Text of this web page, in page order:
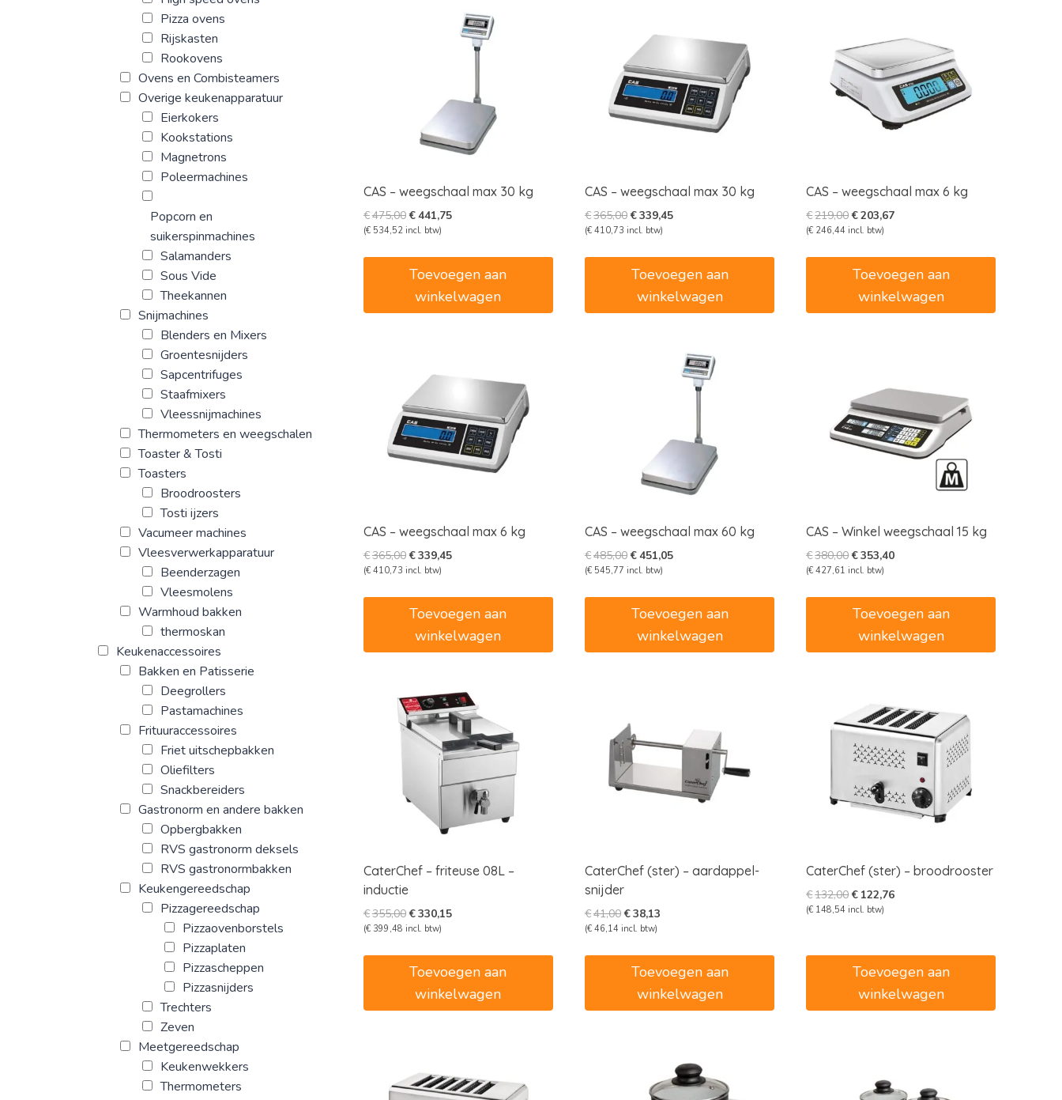
CAS – weegschaal max 30 kg
€475,00Oorspronkelijke
prijs
€441,75Huidige
(€ 534,52incl. btw)
Toevoegen aan
winkelwagen
CAS – weegschaal max 30 kg
€365,00Oorspronkelijke
prijs
€339,45Huidige
(€ 410,73 incl. btw)
Toevoegen aan
winkelwagen
CAS – weegschaal max 6 kg
€219,00Oorspronkelijke
prijs
€203,67Huidige
(€ 246,44 incl. btw)
Toevoegen aan
winkelwagen
CAS – weegschaal max 6 kg
€365,00Oorspronkelijke
prijs
€339,45Huidige
(€ 410,73 incl. btw)
Toevoegen aan
winkelwagen
CAS – weegschaal max 60 kg
€485,00Oorspronkelijke
prijs
€451,05Huidige
(€ 545,77 incl. btw)
Toevoegen aan
winkelwagen
CAS – Winkel weegschaal 15 kg
€380,00Oorspronkelijke
prijs
€353,40Huidige
(€ 427,61 incl. btw)
Toevoegen aan
winkelwagen
CaterChef – friteuse 08L –
inductie
€355,00Oorspronkelijke
prijs
€355,00.
€330,15Huidige
(€ 399,48 incl. btw)
Toevoegen aan
winkelwagen
CaterChef (ster) – aardappel-
snijder
€41,00Oorspronkelijke
prijs
€41,00.
€38,13
(€ 46,14 incl. btw)
Toevoegen aan
winkelwagen
CaterChef (ster) – broodrooster
€132,00Oorspronkelijke
prijs
€ 122,76Huidige
(€ 148,54 incl. btw)
Toevoegen aan
winkelwagen
Pizza ovens
Rijskasten
Rookovens
Ovens en Combisteamers
Overige keukenapparatuur
Eierkokers
Kookstations
Magnetrons
Poleermachines
Popcorn en
suikerspinmachines
Salamanders
Sous Vide
Theekannen
Snijmachines
Blenders en Mixers
Groentesnijders
Sapcentrifuges
Staafmixers
Vleessnijmachines
Thermometers en weegschalen
Toaster & Tosti
Toasters
Broodroosters
Tosti ijzers
Vacumeer machines
Vleesverwerkapparatuur
Beenderzagen
Vleesmolens
Warmhoud bakken
thermoskan
Keukenaccessoires
Bakken en Patisserie
Deegrollers
Pastamachines
Frituuraccessoires
Friet uitschepbakken
Oliefilters
Snackbereiders
Gastronorm en andere bakken
Opbergbakken
RVS gastronorm deksels
RVS gastronormbakken
Keukengereedschap
Pizzagereedschap
Pizzaovenborstels
Pizzaplaten
Pizzascheppen
Pizzasnijders
Trechters
Zeven
Meetgereedschap
Keukenwekkers
Thermometers